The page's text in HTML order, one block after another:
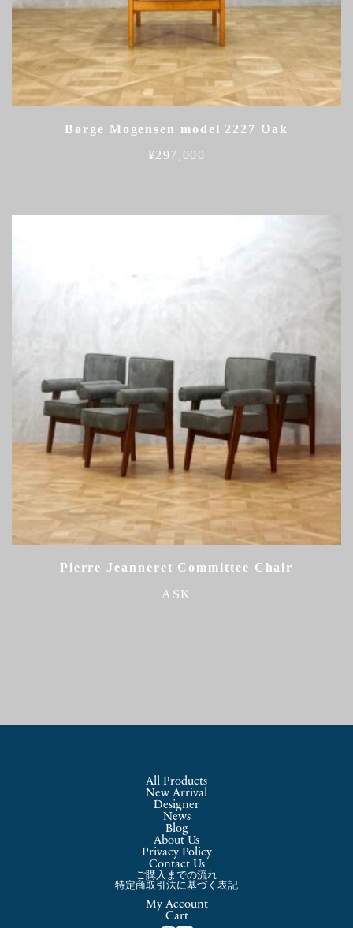
Børge Mogensen model 2227 Oak
¥297,000
Pierre Jeanneret Committee Chair
ASK
All Products
New Arrival
Designer
News
Blog
About Us
Privacy Policy
Contact Us
ご購入までの流れ
特定商取引法に基づく表記
My Account
Cart